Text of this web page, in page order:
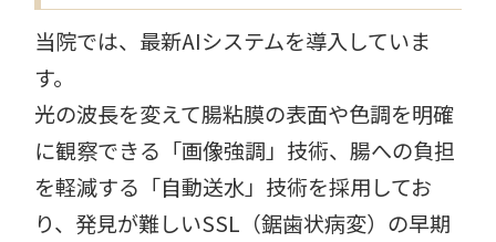
当院では、最新AIシステムを導入していま
す。
光の波長を変えて腸粘膜の表面や色調を明確
に観察できる「画像強調」技術、腸への負担
を軽減する「自動送水」技術を採用してお
り、発見が難しいSSL（鋸歯状病変）の早期